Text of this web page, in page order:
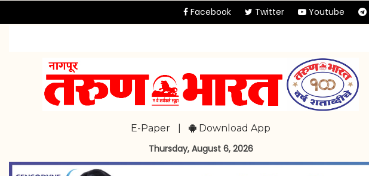
Facebook Twitter Youtube
E-Paper Download App
Thursday, August 6, 2026